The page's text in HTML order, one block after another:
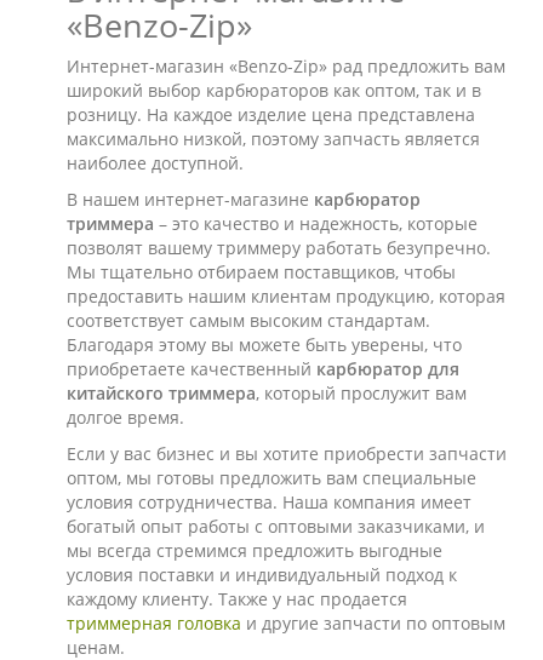
«‎Benzo-Zip»
Интернет-магазин «Benzo-Zip» рад предложить вам
широкий выбор карбюраторов как оптом, так и в
розницу. На каждое изделие цена представлена
максимально низкой, поэтому запчасть является
наиболее доступной.
В нашем интернет-магазине карбюратор
триммера – это качество и надежность, которые
позволят вашему триммеру работать безупречно.
Мы тщательно отбираем поставщиков, чтобы
предоставить нашим клиентам продукцию, которая
соответствует самым высоким стандартам.
Благодаря этому вы можете быть уверены, что
приобретаете качественный карбюратор для
китайского триммера, который прослужит вам
долгое время.
Если у вас бизнес и вы хотите приобрести запчасти
оптом, мы готовы предложить вам специальные
условия сотрудничества. Наша компания имеет
богатый опыт работы с оптовыми заказчиками, и
мы всегда стремимся предложить выгодные
условия поставки и индивидуальный подход к
каждому клиенту. Также у нас продается
триммерная головка и другие запчасти по оптовым
ценам.